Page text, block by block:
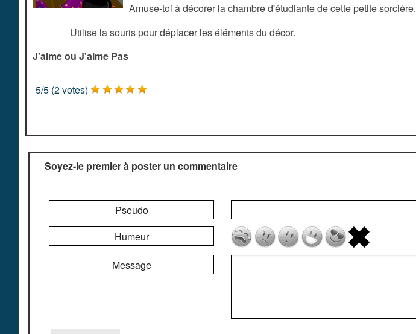
Amuse-toi à décorer la chambre d'étudiante de cette petite sorcière.
Utilise la souris pour déplacer les éléments du décor.
J'aime ou J'aime Pas
5/5 (2votes)
Soyez-le premier à poster un commentaire
Pseudo
Humeur
Message